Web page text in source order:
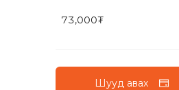
73,000₮
Шууд авах